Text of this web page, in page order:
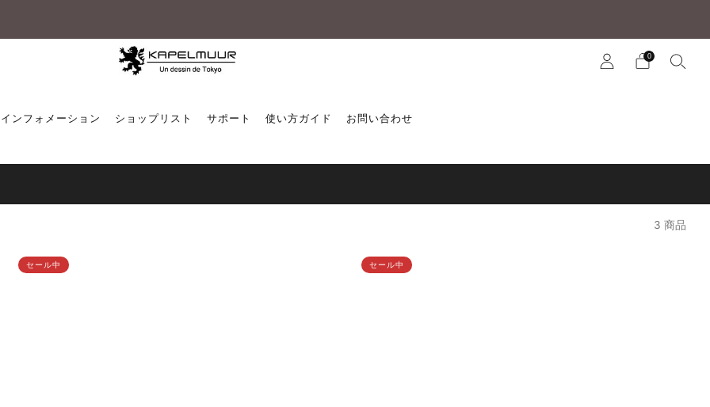
インフォメーション ショップリスト サポート 使い方ガイド お問い合わせ
0
3 商品
セール中 セール中